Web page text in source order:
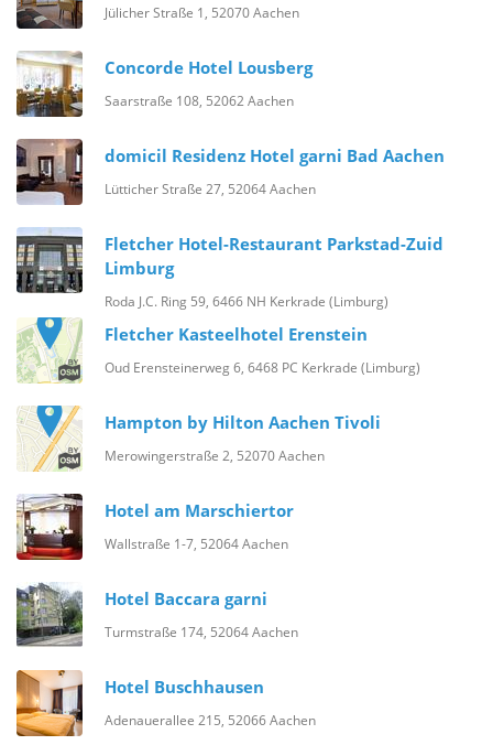
Jülicher Straße 1, 52070 Aachen
Concorde Hotel Lousberg
Saarstraße 108, 52062 Aachen
domicil Residenz Hotel garni Bad Aachen
Lütticher Straße 27, 52064 Aachen
Fletcher Hotel-Restaurant Parkstad-Zuid
Limburg
Roda J.C. Ring 59, 6466 NH Kerkrade (Limburg)
Fletcher Kasteelhotel Erenstein
Oud Erensteinerweg 6, 6468 PC Kerkrade (Limburg)
Hampton by Hilton Aachen Tivoli
Merowingerstraße 2, 52070 Aachen
Hotel am Marschiertor
Wallstraße 1-7, 52064 Aachen
Hotel Baccara garni
Turmstraße 174, 52064 Aachen
Hotel Buschhausen
Adenauerallee 215, 52066 Aachen